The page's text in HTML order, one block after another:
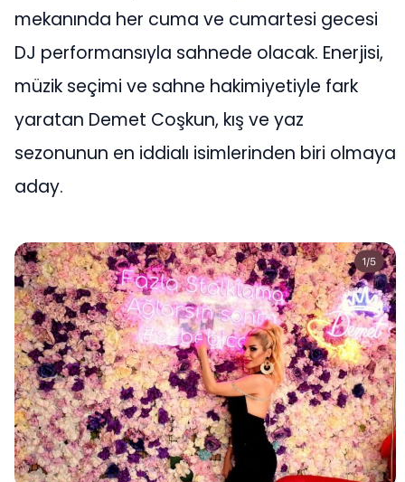
mekanında her cuma ve cumartesi gecesi
DJ performansıyla sahnede olacak. Enerjisi,
müzik seçimi ve sahne hakimiyetiyle fark
yaratan Demet Coşkun, kış ve yaz
sezonunun en iddialı isimlerinden biri olmaya
aday.